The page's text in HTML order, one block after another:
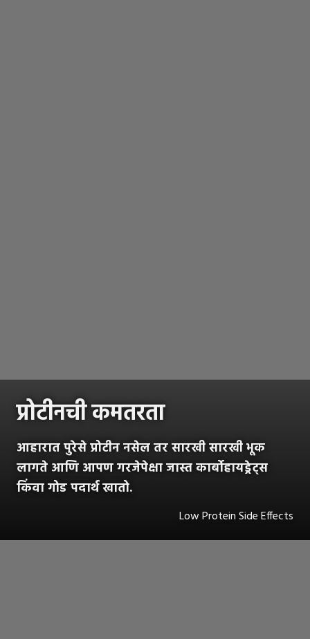
प्रोटीनची कमतरता
आहारात पुरेसे प्रोटीन नसेल तर सारखी सारखी भूक
लागते आणि आपण गरजेपेक्षा जास्त कार्बोहायड्रेट्स
किंवा गोड पदार्थ खातो.
Low Protein Side Effects